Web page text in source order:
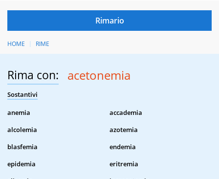
HOME RIME
Rima con: acetonemia
Sostantivi
anemia
accademia
alcolemia
azotemia
blasfemia
endemia
epidemia
eritremia